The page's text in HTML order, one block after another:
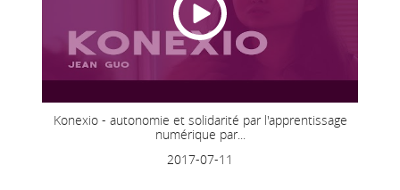
Konexio - autonomie et solidarité par l'apprentissage
numérique par...
2017-07-11